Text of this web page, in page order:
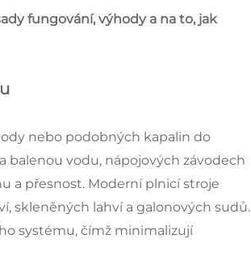
fungování, výhody a na to, jak
nebo podobných kapalin do
balenou vodu, nápojových závodech
a přesnost. Moderní plnicí stroje
skleněných lahví a galonových sudů.
systému, čímž minimalizují